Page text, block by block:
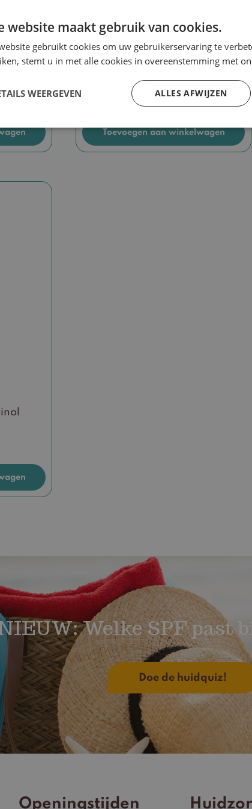
Enlighten Dark Spot corrector
Toevoegen aan winkelwagen
Welke SPF past
Doe de huidquiz!
Openingstijden
website maakt gebruik van cookies.
gebruikt cookies om uw gebruikerservaring te
stemt u in met alle cookies in overeenstemming met
ALLES AFWIJZEN
WEERGEVEN